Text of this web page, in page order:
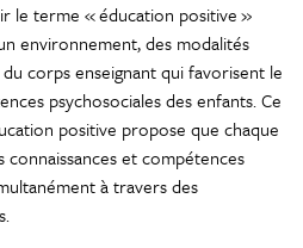
le terme « éducation positive »
environnement, des modalités
corps enseignant qui favorisent le
psychosociales des enfants. Ce
positive propose que chaque
connaissances et compétences
à travers des